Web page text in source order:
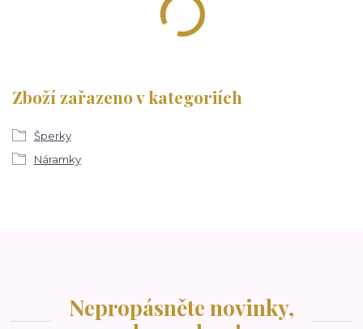
Zboží zařazeno v kategoriích
Šperky
Náramky
Nepropásněte novinky,